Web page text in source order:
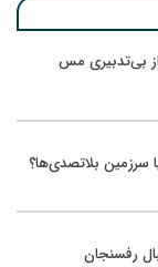
از بی‌تدبیری مس
سرزمین بلاتصدی‌ها؟
رفسنجان